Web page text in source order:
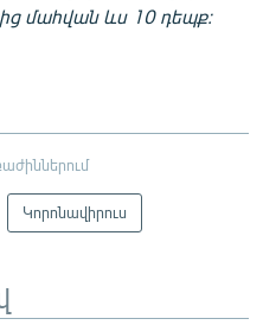
մահվան ևս 10 դեպք։
Կորոնավիրուս